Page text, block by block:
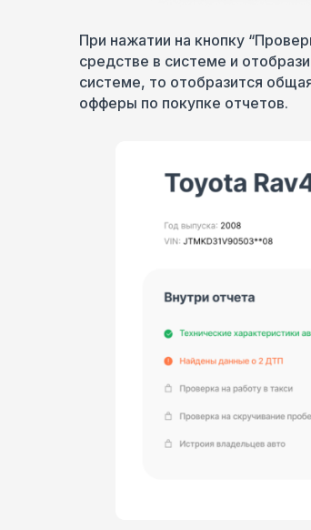
При нажатии на кнопку
средстве в системе и
системе, то отобразится
офферы по покупке отчетов.